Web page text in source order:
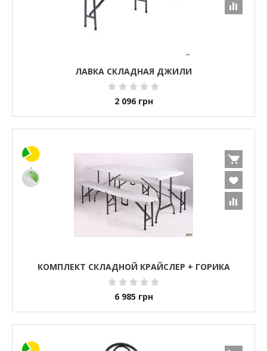
ЛАВКА СКЛАДНАЯ ДЖИЛИ
2 096 грн
КОМПЛЕКТ СКЛАДНОЙ КРАЙСЛЕР + ГОРИКА
6 985 грн